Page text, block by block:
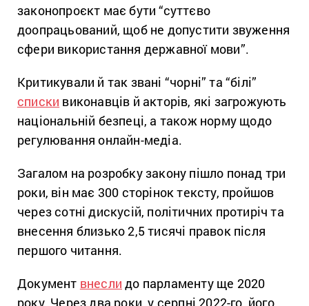
законопроєкт має бути “суттєво
доопрацьований, щоб не допустити звуження
сфери використання державної мови”.
Критикували й так звані “чорні” та “білі”
списки виконавців й акторів, які загрожують
національній безпеці, а також норму щодо
регулювання онлайн-медіа.
Загалом на розробку закону пішло понад три
роки, він має 300 сторінок тексту, пройшов
через сотні дискусій, політичних протиріч та
внесення близько 2,5 тисячі правок після
першого читання.
Документ внесли до парламенту ще 2020
року. Через два роки, у серпні 2022-го, його